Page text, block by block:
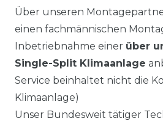
Über unseren
einen fachmännischen
Inbetriebnahme einer über
Single-Split Klimaanlage
Service beinhaltet nicht die
Klimaanlage)
Unser Bundesweit tätiger